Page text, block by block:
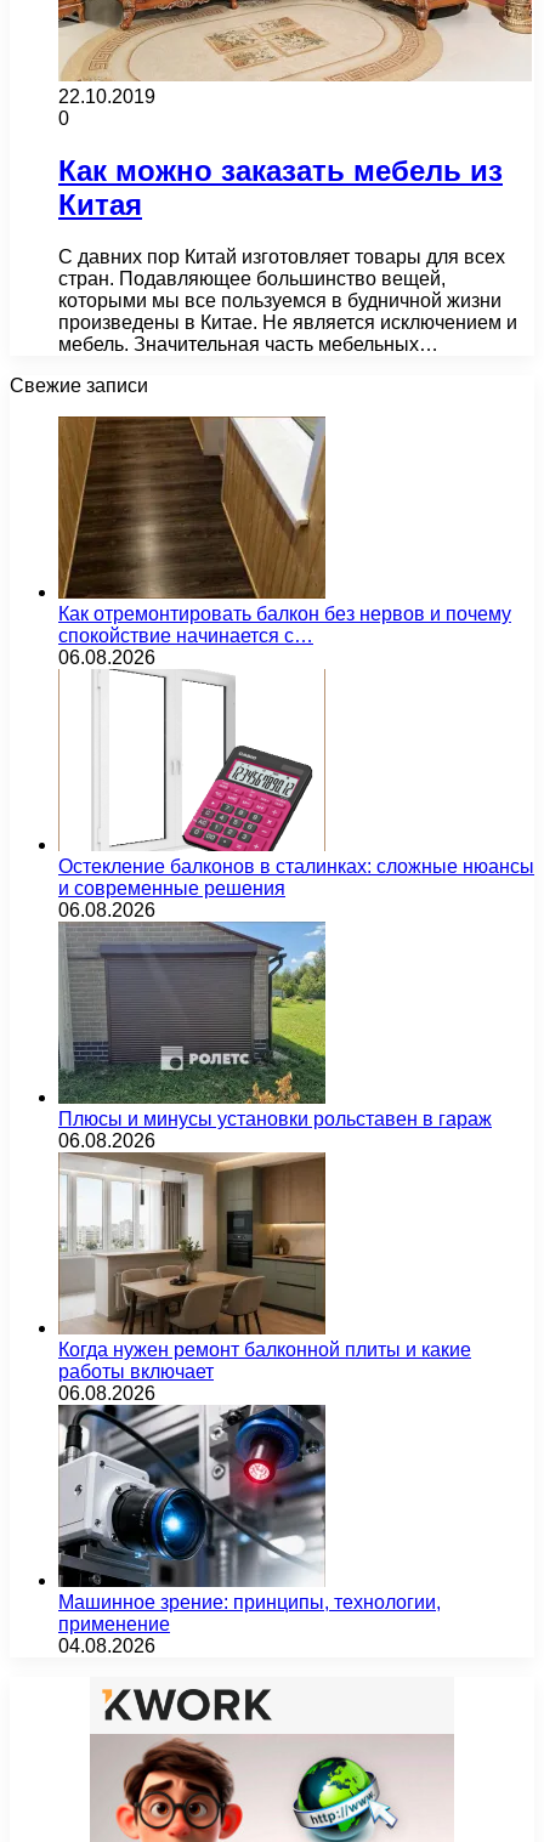
22.10.2019
0
Как можно заказать мебель из
Китая
С давних пор Китай изготовляет товары для всех
стран. Подавляющее большинство вещей,
которыми мы все пользуемся в будничной жизни
произведены в Китае. Не является исключением и
мебель. Значительная часть мебельных…
Свежие записи
Как отремонтировать балкон без нервов и почему
спокойствие начинается с…
06.08.2026
Остекление балконов в сталинках: сложные нюансы
и современные решения
06.08.2026
Плюсы и минусы установки рольставен в гараж
06.08.2026
Когда нужен ремонт балконной плиты и какие
работы включает
06.08.2026
Машинное зрение: принципы, технологии,
применение
04.08.2026